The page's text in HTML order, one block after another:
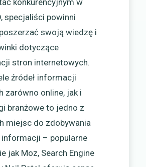
konkurencyjnym w
specjaliści powinni
swoją wiedzę i
dotyczące
stron internetowych.
źródeł informacji
zarówno online, jak i
branżowe to jedno z
miejsc do zdobywania
informacji – popularne
jak Moz, Search Engine